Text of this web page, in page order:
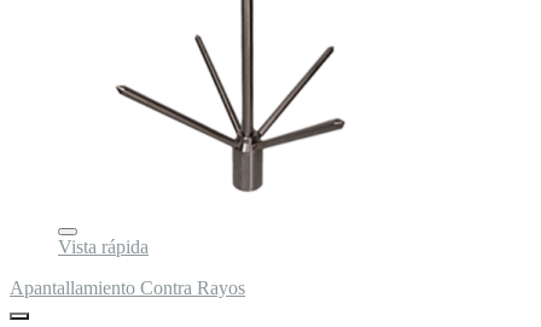
Vista rápida
Apantallamiento Contra Rayos